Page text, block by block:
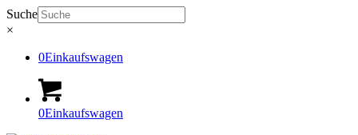
Suche
×
0Einkaufswagen
0Einkaufswagen